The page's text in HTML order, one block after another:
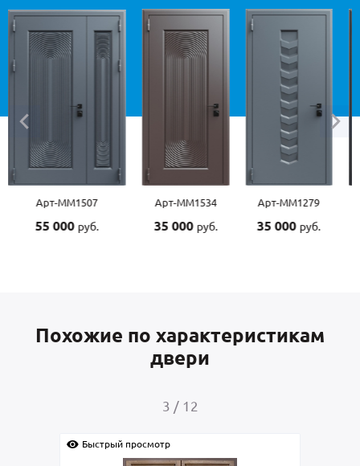
Арт-ММ1507
55 000 руб.
Арт-ММ1534
35 000 руб.
Арт-ММ1279
35 000 руб.
Похожие по характеристикам
двери
3 / 12
Быстрый просмотр